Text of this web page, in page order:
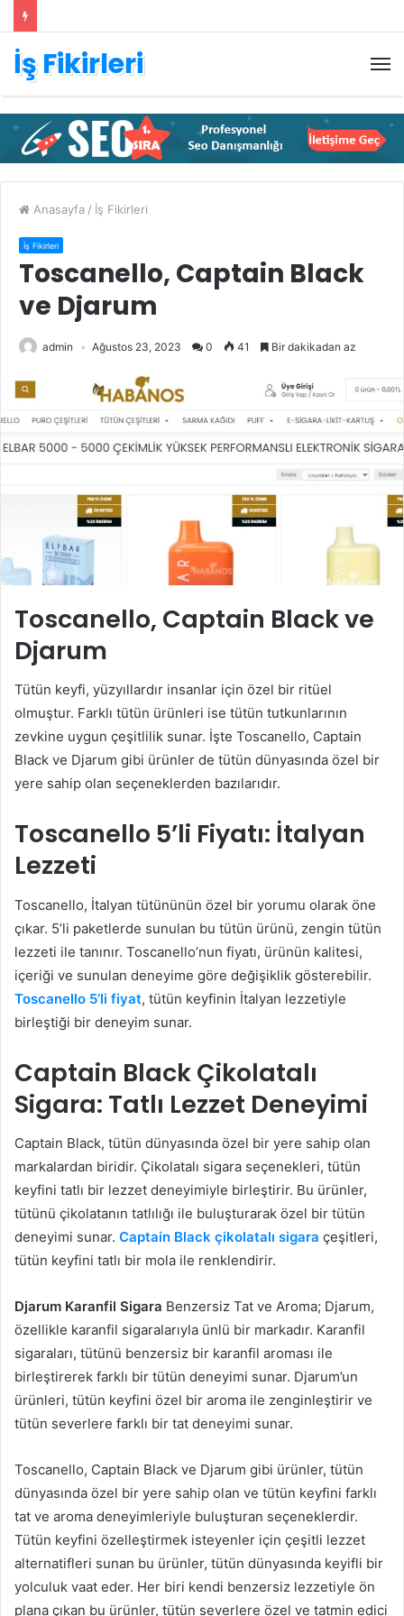
İş Fikirleri
Anasayfa / İş Fikirleri
İş Fikirleri
Toscanello, Captain Black
ve Djarum
admin Ağustos 23, 2023 0 41 Bir dakikadan az
Toscanello, Captain Black ve
Djarum
Tütün keyfi, yüzyıllardır insanlar için özel bir ritüel
olmuştur. Farklı tütün ürünleri ise tütün tutkunlarının
zevkine uygun çeşitlilik sunar. İşte Toscanello, Captain
Black ve Djarum gibi ürünler de tütün dünyasında özel bir
yere sahip olan seçeneklerden bazılarıdır.
Toscanello 5’li Fiyatı: İtalyan
Lezzeti
Toscanello, İtalyan tütününün özel bir yorumu olarak öne
çıkar. 5’li paketlerde sunulan bu tütün ürünü, zengin tütün
lezzeti ile tanınır. Toscanello’nun fiyatı, ürünün kalitesi,
içeriği ve sunulan deneyime göre değişiklik gösterebilir.
Toscanello 5’li fiyat, tütün keyfinin İtalyan lezzetiyle
birleştiği bir deneyim sunar.
Captain Black Çikolatalı
Sigara: Tatlı Lezzet Deneyimi
Captain Black, tütün dünyasında özel bir yere sahip olan
markalardan biridir. Çikolatalı sigara seçenekleri, tütün
keyfini tatlı bir lezzet deneyimiyle birleştirir. Bu ürünler,
tütünü çikolatanın tatlılığı ile buluşturarak özel bir tütün
deneyimi sunar. Captain Black çikolatalı sigara çeşitleri,
tütün keyfini tatlı bir mola ile renklendirir.
Djarum Karanfil Sigara Benzersiz Tat ve Aroma; Djarum,
özellikle karanfil sigaralarıyla ünlü bir markadır. Karanfil
sigaraları, tütünü benzersiz bir karanfil aroması ile
birleştirerek farklı bir tütün deneyimi sunar. Djarum’un
ürünleri, tütün keyfini özel bir aroma ile zenginleştirir ve
tütün severlere farklı bir tat deneyimi sunar.
Toscanello, Captain Black ve Djarum gibi ürünler, tütün
dünyasında özel bir yere sahip olan ve tütün keyfini farklı
tat ve aroma deneyimleriyle buluşturan seçeneklerdir.
Tütün keyfini özelleştirmek isteyenler için çeşitli lezzet
alternatifleri sunan bu ürünler, tütün dünyasında keyifli bir
yolculuk vaat eder. Her biri kendi benzersiz lezzetiyle ön
plana çıkan bu ürünler, tütün severlere özel ve tatmin edici